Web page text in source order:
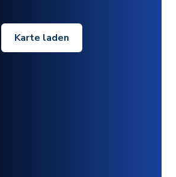
Karte laden